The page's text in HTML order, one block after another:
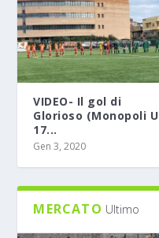
VIDEO- Il gol di
Glorioso (Monopoli U
17...
Gen 3, 2020
MERCATO Ultimo